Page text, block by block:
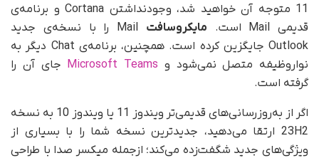
11 متوجه آن خواهید شد، وجود‌نداشتن Cortana و برنامه‌ی
قدیمی Mail است.
مایکروسافت
Mail را با نسخه‌ی جدید
Outlook جایگزین کرده است. همچنین، برنامه‌ی Chat دیگر به
نوار‌وظیفه متصل نمی‌شود و Microsoft Teams جای آن را
گرفته است.
اگر از به‌روزرسانی‌های قدیمی‌تر ویندوز 11 یا ویندوز 10 به نسخه
23H2 ارتقا می‌دهید، جدیدترین نسخه شما را با بسیاری از
ویژگی‌های جدید شگفت‌زده می‌کند؛ ازجمله میکسر صدا با طراحی